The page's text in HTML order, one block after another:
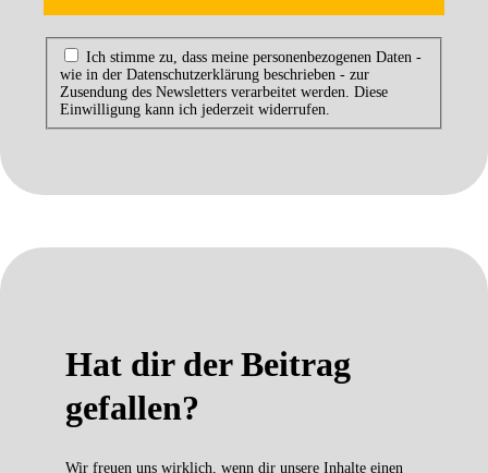
Ich stimme zu, dass meine personenbezogenen Daten -
wie in der Datenschutzerklärung beschrieben - zur
Zusendung des Newsletters verarbeitet werden. Diese
Einwilligung kann ich jederzeit widerrufen.
Hat dir der Beitrag
gefallen?
Wir freuen uns wirklich, wenn dir unsere Inhalte einen